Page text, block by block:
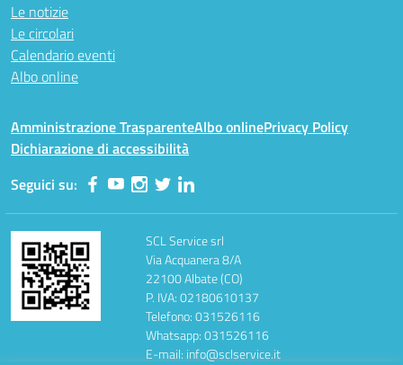
Le notizie
Le circolari
Calendario eventi
Albo online
Amministrazione TrasparenteAlbo onlinePrivacy Policy
Dichiarazione di accessibilità
Seguici su:
SCL Service srl
Via Acquanera 8/A
22100 Albate (CO)
P. IVA: 02180610137
Telefono: 031526116
Whatsapp: 031526116
E-mail: info@sclservice.it